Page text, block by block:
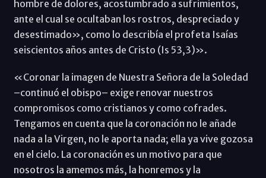
hombre de dolores, acostumbrado a sufrimientos,
ante el cual se ocultaban los rostros, despreciado y
desestimado», como lo describía el profeta Isaías
seiscientos años antes de Cristo (Is 53,3)».
«Coronar la imagen de Nuestra Señora de la Soledad
–continuó el obispo– exige renovar nuestros
compromisos como cristianos y como cofrades.
Tengamos en cuenta que la coronación no le añade
nada a la Virgen, no le aporta nada; ella ya vive gozosa
en el cielo. La coronación es un motivo para que
nosotros la amemos más, la honremos y la